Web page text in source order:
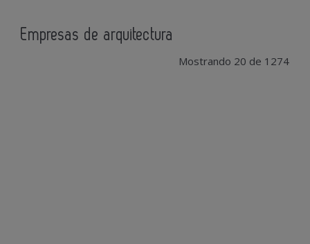
Empresas de arquitectura
Mostrando 20 de 1274